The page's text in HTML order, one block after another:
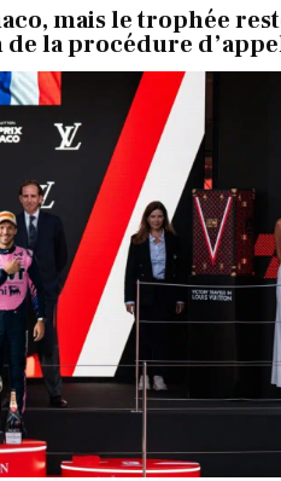
RED
BULL
RETIENT
TOUJOURS
LE
TROPHÉE
DE
GASLY
mais le trophée
de la procédure